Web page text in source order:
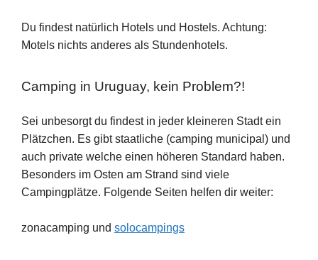
Du findest natürlich Hotels und Hostels. Achtung:
Motels nichts anderes als Stundenhotels.
Camping in Uruguay, kein Problem?!
Sei unbesorgt du findest in jeder kleineren Stadt ein
Plätzchen. Es gibt staatliche (camping municipal) und
auch private welche einen höheren Standard haben.
Besonders im Osten am Strand sind viele
Campingplätze. Folgende Seiten helfen dir weiter:
zonacamping und solocampings